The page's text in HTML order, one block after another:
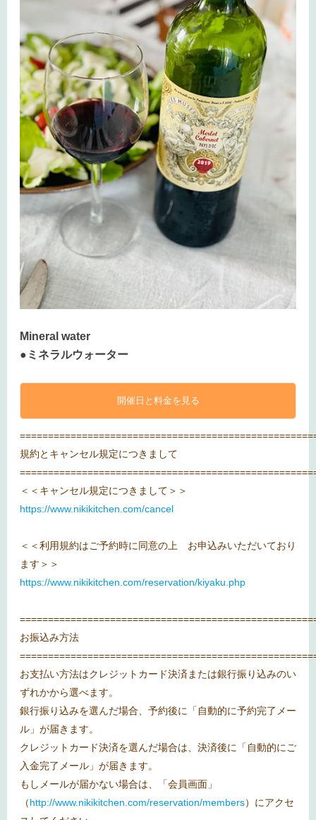
Mineral water
●ミネラルウォーター
開催日と料金を見る
規約とキャンセル規定につきまして
＜＜キャンセル規定につきまして＞＞
https://www.nikikitchen.com/cancel
＜＜利用規約はご予約時に同意の上 お申込みいただいており
ます＞＞
https://www.nikikitchen.com/reservation/kiyaku.php
お振込み方法
お支払い方法はクレジットカード決済または銀行振り込みのい
ずれかから選べます。
銀行振り込みを選んだ場合、予約後に「自動的に予約完了メー
ル」が届きます。
クレジットカード決済を選んだ場合は、決済後に「自動的にご
入金完了メール」が届きます。
もしメールが届かない場合は、「会員画面」
（http://www.nikikitchen.com/reservation/members）にアクセ